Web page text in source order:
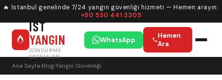
🔥 İstanbul genelinde 7/24 yangın güvenliği hizmeti — Hemen arayın:
+90 530 441 3305
IST
YANGIN
SÖNDÜRME
SISTEMLERI
WhatsApp
Hemen
Ara
Ana Sayfa›Blog›Yangın Güvenliği